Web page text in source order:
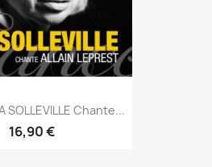
SOLLEVILLE Chante...
16,90 €